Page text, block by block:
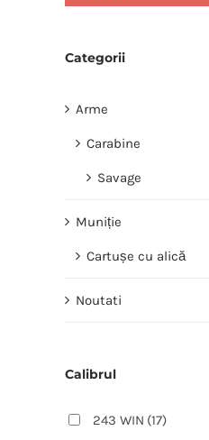
Categorii
Arme
Carabine
Savage
Muniție
Cartușe cu alică
Noutati
Calibrul
243 WIN (17)